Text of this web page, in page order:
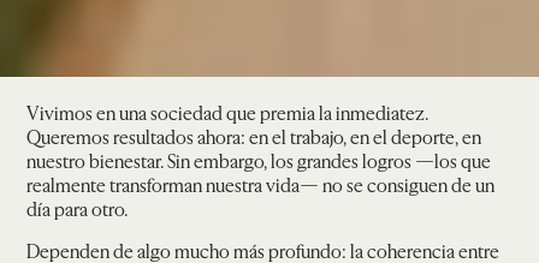
Vivimos en una sociedad que premia la inmediatez.
Queremos resultados ahora: en el trabajo, en el deporte, en
nuestro bienestar. Sin embargo, los grandes logros —los que
realmente transforman nuestra vida— no se consiguen de un
día para otro.
Dependen de algo mucho más profundo: la coherencia entre